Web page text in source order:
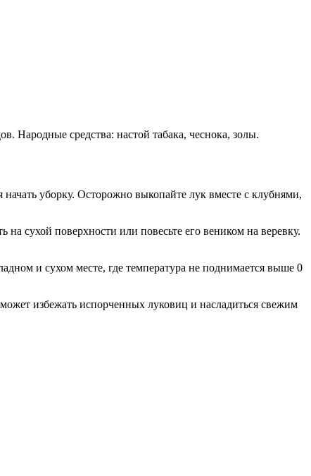
Народные средства: настой табака, чеснока, золы.
уборку. Осторожно выкопайте лук вместе с клубнями,
сухой поверхности или повесьте его веником на веревку.
и сухом месте, где температура не поднимается выше 0
избежать испорченных луковиц и насладиться свежим